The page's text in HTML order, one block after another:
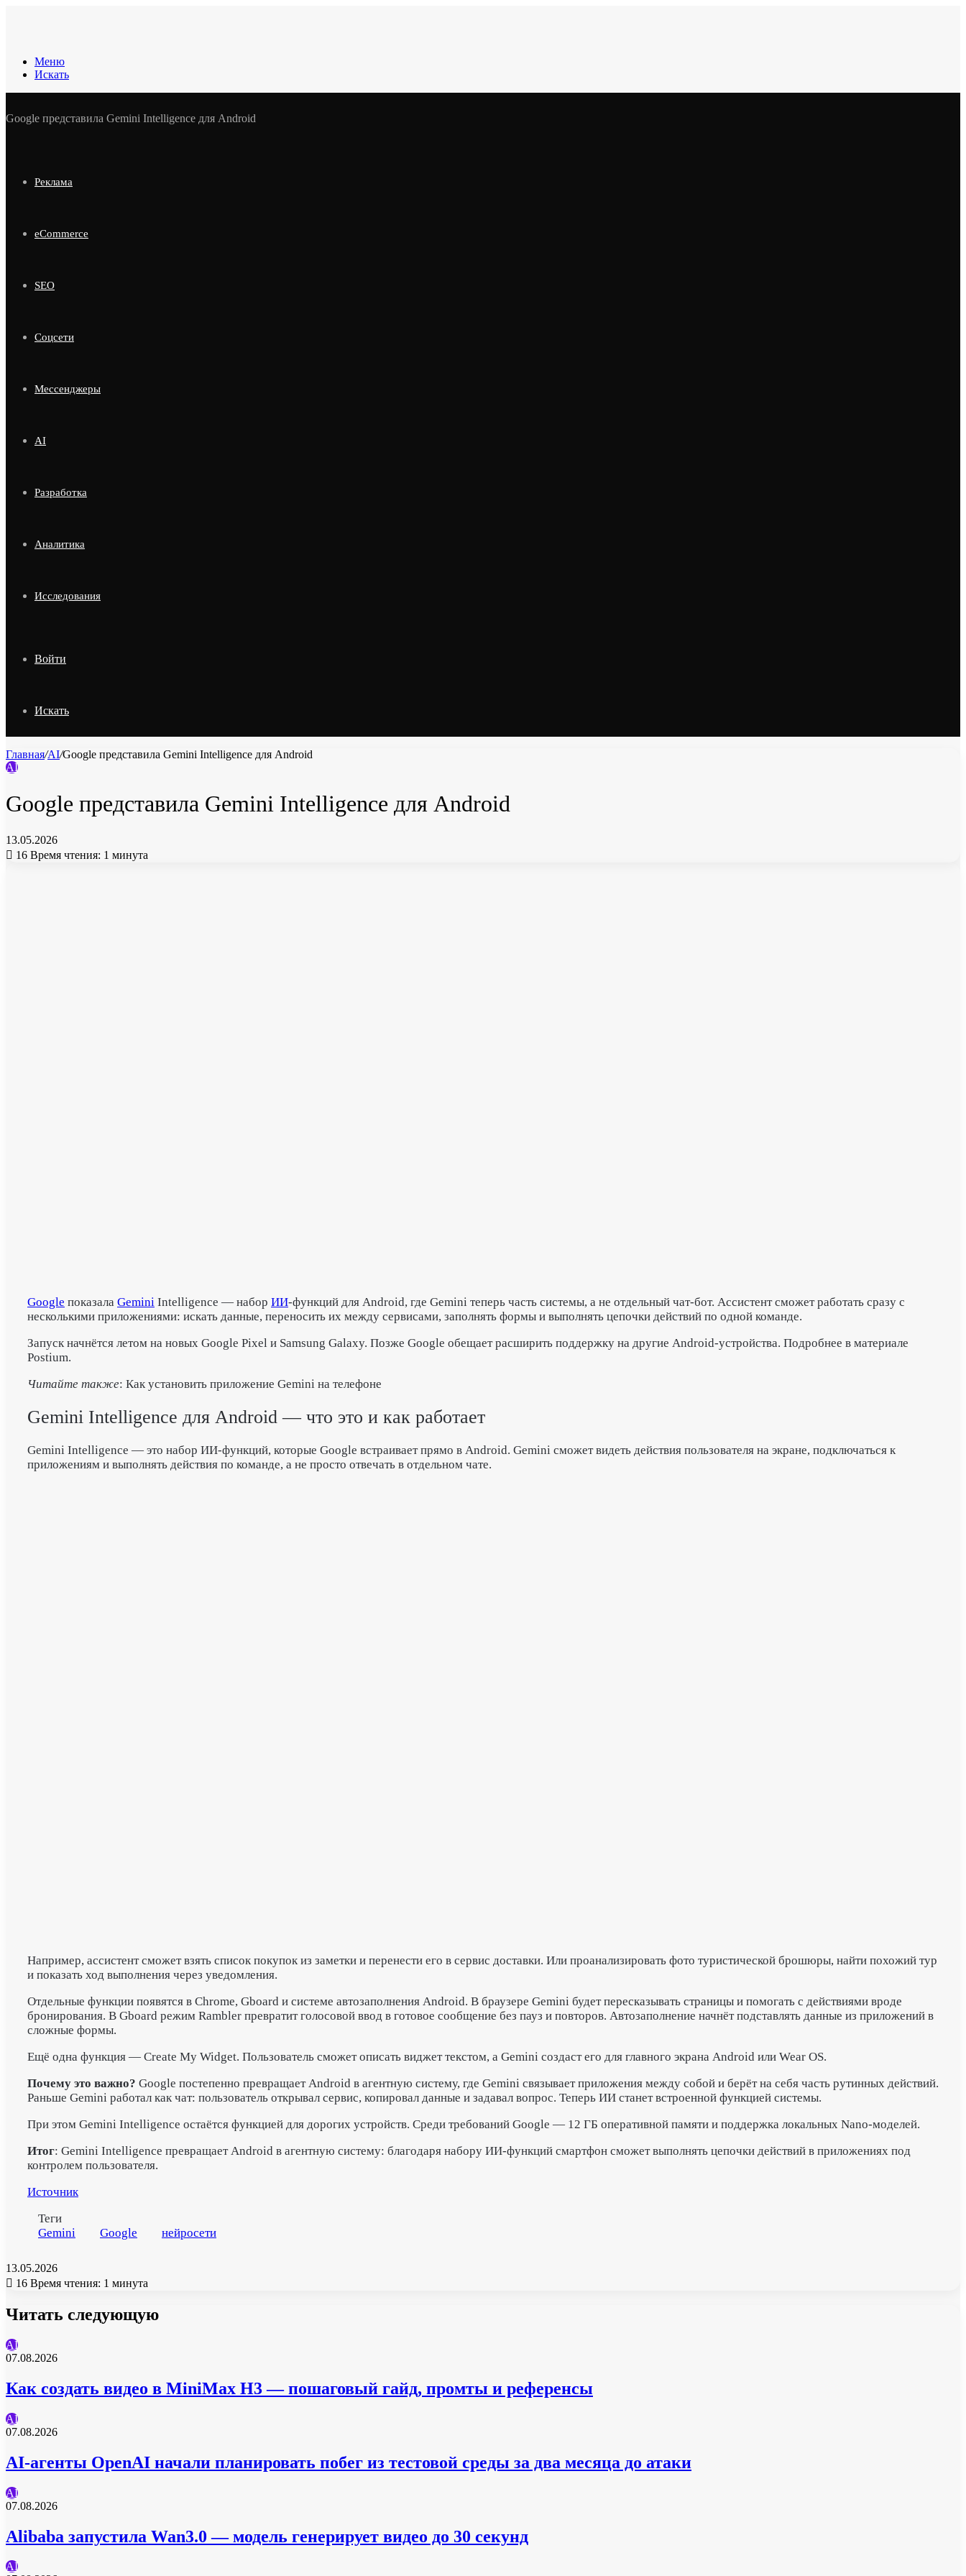
Меню
Искать
Google представила Gemini Intelligence для Android
Реклама
eCommerce
SEO
Соцсети
Мессенджеры
AI
Разработка
Аналитика
Исследования
Войти
Искать
Главная/AI/Google представила Gemini Intelligence для Android
AI
Google представила Gemini Intelligence для Android
13.05.2026
16 Время чтения: 1 минута
Google показала Gemini Intelligence — набор ИИ-функций для Android, где Gemini теперь часть системы, а не отдельный чат-бот. Ассистент сможет работать сразу с
несколькими приложениями: искать данные, переносить их между сервисами, заполнять формы и выполнять цепочки действий по одной команде.
Запуск начнётся летом на новых Google Pixel и Samsung Galaxy. Позже Google обещает расширить поддержку на другие Android-устройства. Подробнее в материале
Postium.
Читайте также: Как установить приложение Gemini на телефоне
Gemini Intelligence для Android — что это и как работает
Gemini Intelligence — это набор ИИ-функций, которые Google встраивает прямо в Android. Gemini сможет видеть действия пользователя на экране, подключаться к
приложениям и выполнять действия по команде, а не просто отвечать в отдельном чате.
Например, ассистент сможет взять список покупок из заметки и перенести его в сервис доставки. Или проанализировать фото туристической брошюры, найти похожий тур
и показать ход выполнения через уведомления.
Отдельные функции появятся в Chrome, Gboard и системе автозаполнения Android. В браузере Gemini будет пересказывать страницы и помогать с действиями вроде
бронирования. В Gboard режим Rambler превратит голосовой ввод в готовое сообщение без пауз и повторов. Автозаполнение начнёт подставлять данные из приложений в
сложные формы.
Ещё одна функция — Create My Widget. Пользователь сможет описать виджет текстом, а Gemini создаст его для главного экрана Android или Wear OS.
Почему это важно? Google постепенно превращает Android в агентную систему, где Gemini связывает приложения между собой и берёт на себя часть рутинных действий.
Раньше Gemini работал как чат: пользователь открывал сервис, копировал данные и задавал вопрос. Теперь ИИ станет встроенной функцией системы.
При этом Gemini Intelligence остаётся функцией для дорогих устройств. Среди требований Google — 12 ГБ оперативной памяти и поддержка локальных Nano-моделей.
Итог: Gemini Intelligence превращает Android в агентную систему: благодаря набору ИИ-функций смартфон сможет выполнять цепочки действий в приложениях под
контролем пользователя.
Источник
Теги
Gemini
Google нейросети
13.05.2026
16 Время чтения: 1 минута
Читать следующую
AI
07.08.2026
Как создать видео в MiniMax H3 — пошаговый гайд, промты и референсы
AI
07.08.2026
AI-агенты OpenAI начали планировать побег из тестовой среды за два месяца до атаки
AI
07.08.2026
Alibaba запустила Wan3.0 — модель генерирует видео до 30 секунд
AI